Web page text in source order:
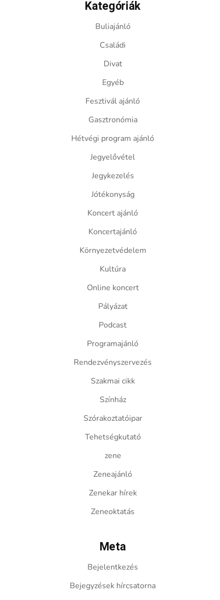
Kategóriák
Buliajánló
Családi
Divat
Egyéb
Fesztivál ajánló
Gasztronómia
Hétvégi program ajánló
Jegyelővétel
Jegykezelés
Jótékonyság
Koncert ajánló
Koncertajánló
Környezetvédelem
Kultúra
Online koncert
Pályázat
Podcast
Programajánló
Rendezvényszervezés
Szakmai cikk
Színház
Szórakoztatóipar
Tehetségkutató
zene
Zeneajánló
Zenekar hírek
Zeneoktatás
Meta
Bejelentkezés
Bejegyzések hírcsatorna